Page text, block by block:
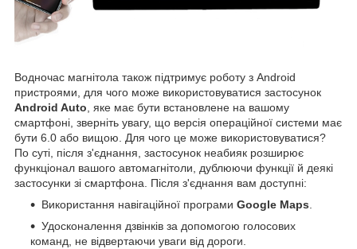
Водночас магнітола також підтримує роботу з Android
пристроями, для чого може використовуватися застосунок
Android Auto, яке має бути встановлене на вашому
смартфоні, зверніть увагу, що версія операційної системи має
бути 6.0 або вищою. Для чого це може використовуватися?
По суті, після з'єднання, застосунок неабияк розширює
функціонал вашого автомагнітоли, дублюючи функції й деякі
застосунки зі смартфона. Після з'єднання вам доступні:
Використання навігаційної програми Google Maps.
Удосконалення дзвінків за допомогою голосових
команд, не відвертаючи уваги від дороги.